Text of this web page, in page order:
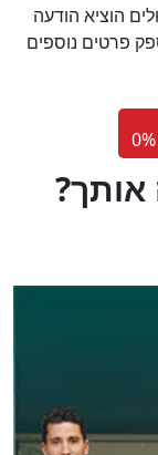
הוציא הודעה
פרטים נוספים
0%
אותך